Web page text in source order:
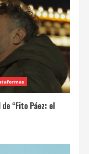
“Fito Páez: el